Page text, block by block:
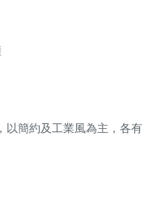
以簡約及工業風為主，各有